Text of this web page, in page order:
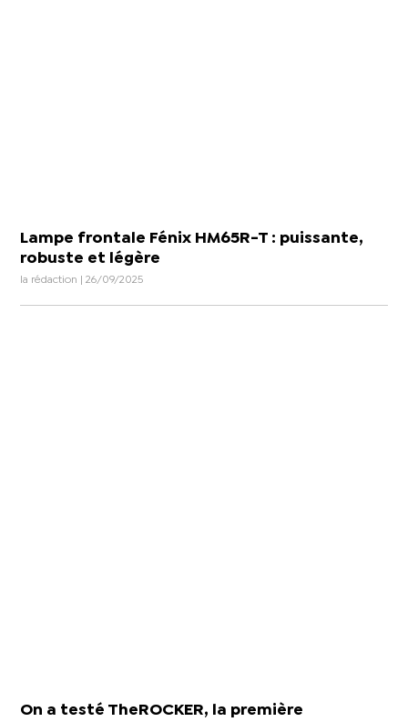
Lampe frontale Fénix HM65R-T : puissante,
robuste et légère
la rédaction | 26/09/2025
On a testé TheROCKER, la première